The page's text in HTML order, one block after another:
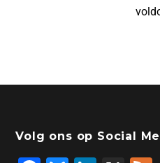
Volg ons op Social